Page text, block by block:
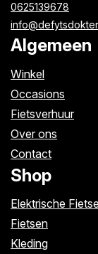
0625139678
Algemeen
Winkel
Occasions
Fietsverhuur
Over ons
Contact
Shop
Elektrische
Fietsen
Kleding